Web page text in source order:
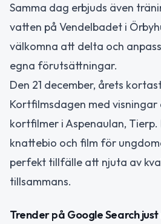
Samma dag erbjuds även
vatten på Vendelbadet i
välkomna att delta och
egna förutsättningar.
Den 21 december, årets
Kortfilmsdagen med visningar
kortfilmer i Aspenaulan,
knattebio och film för
perfekt tillfälle att njuta av
tillsammans.
Trender på Google Search just